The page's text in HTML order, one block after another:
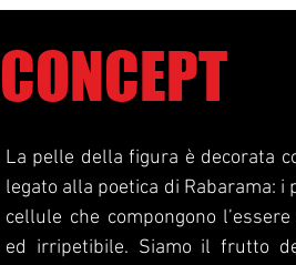
CONCEPT​​
La pelle della figura è decorata
legato alla poetica di Rabarama:
cellule che compongono
ed irripetibile. Siamo il frutto